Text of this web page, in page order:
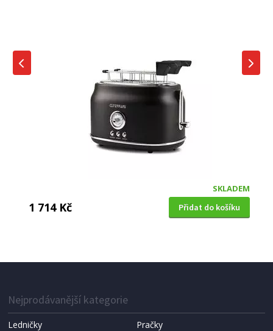
SKLADEM
1 714 Kč Přidat do košíku
Electrolux E7T1-6BP Explore7
Nejprodávanější kategorie
Ledničky
Pračky